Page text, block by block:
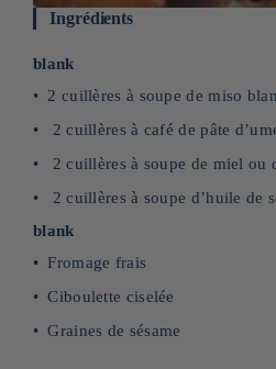
Ingrédients
blank
2 cuillères à soupe de miso
2 cuillères à café de pâte
2 cuillères à soupe de miel ou
2 cuillères à soupe d’huile de
blank
Fromage frais
Ciboulette ciselée
Graines de sésame